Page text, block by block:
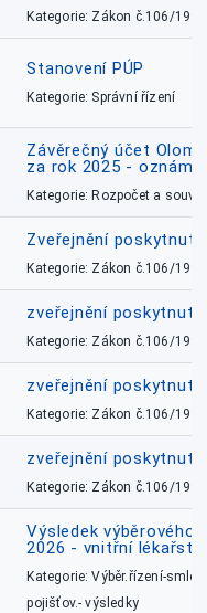
Kategorie: Zákon č.106/1999
Stanovení PÚP
Kategorie: Správní řízení
Závěrečný účet
za rok 2025 -
Kategorie: Rozpočet a
Zveřejnění
Kategorie: Zákon č.106/1999
zveřejnění
Kategorie: Zákon č.106/1999
zveřejnění
Kategorie: Zákon č.106/1999
zveřejnění
Kategorie: Zákon č.106/1999
Výsledek výběrového
2026 - vnitřní
Kategorie: Výběr.řízení-
pojišťov.- výsledky